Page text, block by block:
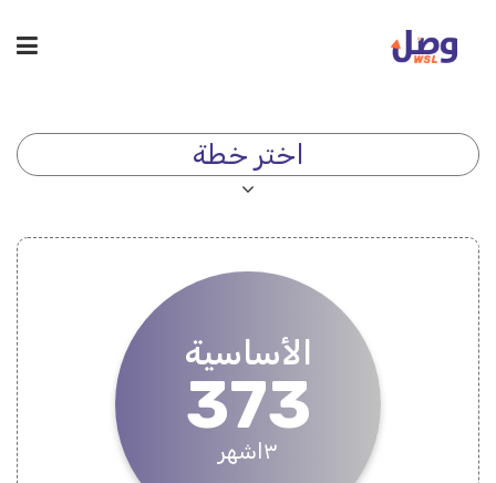
اختر خطة
الأساسية
373
٣اشهر